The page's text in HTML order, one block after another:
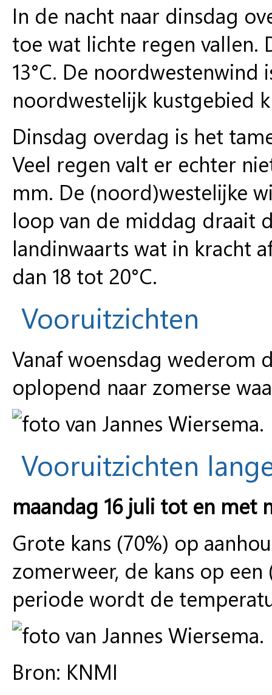
In de nacht naar dinsdag
toe wat lichte regen
13°C. De
noordwestelijk kustgebied
Dinsdag overdag is het
Veel regen valt er echter
mm. De (noord)westelijke
loop van de middag draait
landinwaarts wat in kracht
dan 18 tot 20°C.
Vooruitzichten
Vanaf woensdag
oplopend naar zomerse
Vooruitzichten
maandag 16 juli tot en met
Grote kans (70%) op
zomerweer, de kans op
periode wordt de
Bron: KNMI